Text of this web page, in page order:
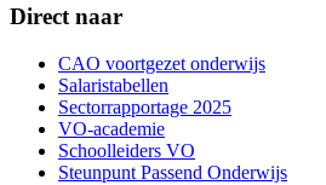
Direct naar
CAO voortgezet onderwijs
Salaristabellen
Sectorrapportage 2025
VO-academie
Schoolleiders VO
Steunpunt Passend Onderwijs